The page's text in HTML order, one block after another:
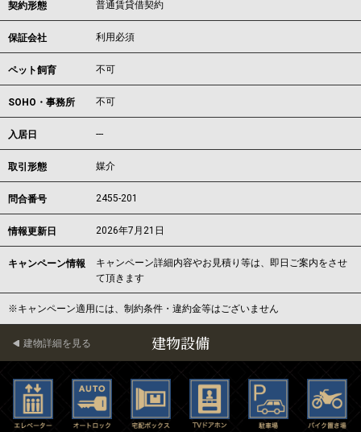
契約形態 普通賃貸借契約
保証会社 利用必須
ペット飼育 不可
SOHO・事務所 不可
入居日 ---
取引形態 媒介
問合番号 2455-201
情報更新日 2026年7月21日
キャンペーン情報
キャンペーン詳細内容やお見積り等は、即日ご案内をさせ
て頂きます
※キャンペーン適用には、制約条件・違約金等はございません
建物設備
建物詳細を見る